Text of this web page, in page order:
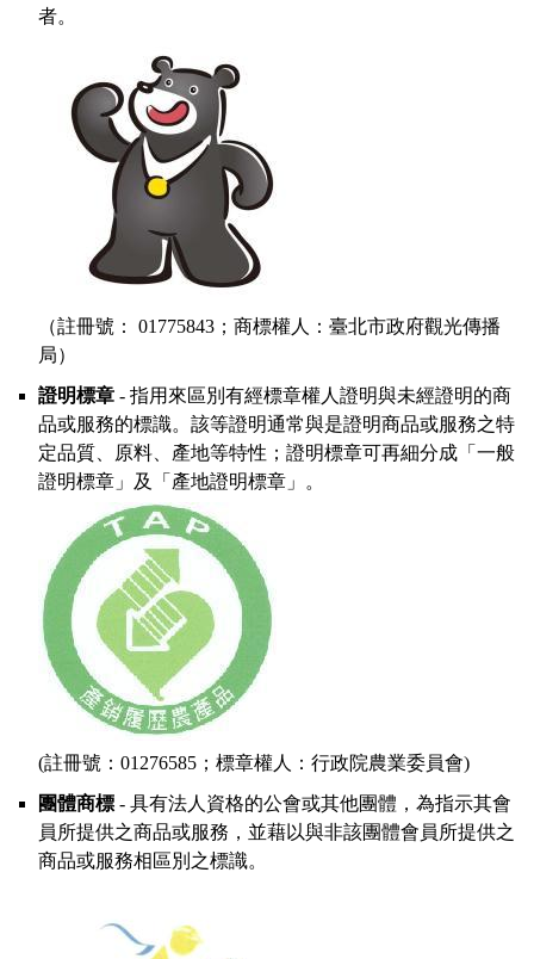
者。
（註冊號： 01775843；商標權人：臺北市政府觀光傳播
局）
證明標章 - 指用來區別有經標章權人證明與未經證明的商
品或服務的標識。該等證明通常與是證明商品或服務之特
定品質、原料、產地等特性；證明標章可再細分成「一般
證明標章」及「產地證明標章」。
(註冊號：01276585；標章權人：行政院農業委員會)
團體商標 - 具有法人資格的公會或其他團體，為指示其會
員所提供之商品或服務，並藉以與非該團體會員所提供之
商品或服務相區別之標識。